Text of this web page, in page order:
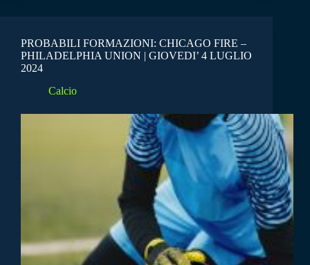
PROBABILI FORMAZIONI: CHICAGO FIRE –
PHILADELPHIA UNION | GIOVEDI’ 4 LUGLIO
2024
Calcio